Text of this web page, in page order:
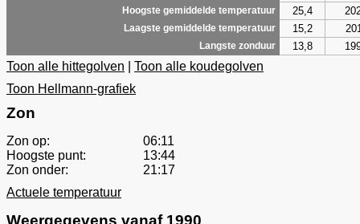
Hoogste gemiddelde temperatuur 25,4
Laagste gemiddelde temperatuur 15,2
Langste zonduur 13,8
Toon alle hittegolven
Toon alle koudegolven
Toon Hellmann-grafiek
Zon
Zon op:
06:11
Hoogste punt:
13:44
Zon onder:
21:17
Actuele temperatuur
Weergegevens vanaf 1990